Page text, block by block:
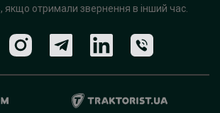
якщо отримали звернення в інший час.